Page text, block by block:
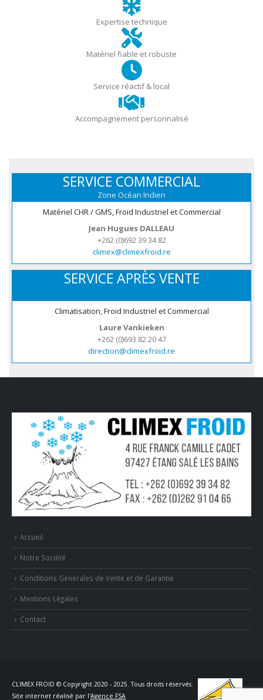
Expertise technique
Matériel fiable et robuste
Service réactif & local
Accompagnement personnalisé
SERVICE COMMERCIAL
Zone Océan Indien
Matériel CHR / GMS, Froid Industriel et Commercial
Jean Hugues DALLEAU
+262 (0)692 39 34 82
climex@climexfroid.re
SERVICE APRÈS VENTE
Climatisation, Froid Industriel et Commercial
Laure Vankieken
+262 (0)693 82 20 47
direction@climexfroid.re
Accueil
Notre Société
Conditions Générales de Vente et de Garantie
Mentions Légales
Contact
CLIMEX FROID © Copyright 2020 - 2025. Tous droits réservés.
Site internet réalisé par l'Agence FSA